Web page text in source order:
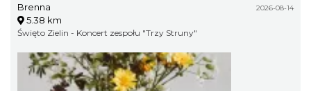
Brenna 2026-08-14
5.38 km
Święto Zielin - Koncert zespołu "Trzy Struny"